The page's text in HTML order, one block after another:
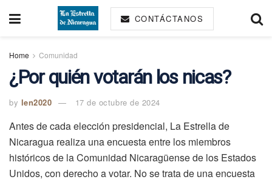
CONTÁCTANOS
Home Comunidad
¿Por quién votarán los nicas?
by len2020 17 de octubre de 2024
Antes de cada elección presidencial, La Estrella de
Nicaragua realiza una encuesta entre los miembros
históricos de la Comunidad Nicaragüense de los Estados
Unidos, con derecho a votar. No se trata de una encuesta